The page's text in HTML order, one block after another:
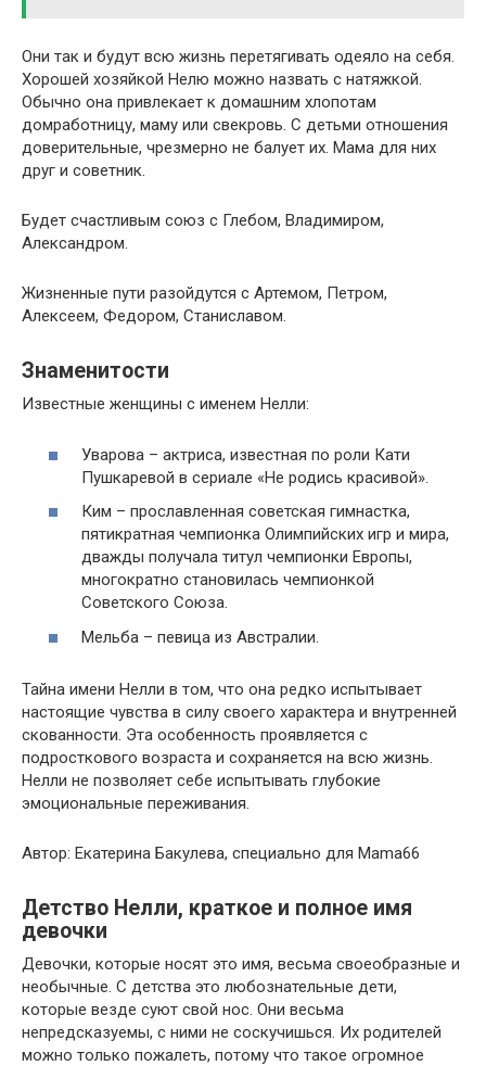
Они так и будут всю жизнь перетягивать одеяло на себя.
Хорошей хозяйкой Нелю можно назвать с натяжкой.
Обычно она привлекает к домашним хлопотам
домработницу, маму или свекровь. С детьми отношения
доверительные, чрезмерно не балует их. Мама для них
друг и советник.
Будет счастливым союз с Глебом, Владимиром,
Александром.
Жизненные пути разойдутся с Артемом, Петром,
Алексеем, Федором, Станиславом.
Знаменитости
Известные женщины с именем Нелли:
Уварова – актриса, известная по роли Кати
Пушкаревой в сериале «Не родись красивой».
Ким – прославленная советская гимнастка,
пятикратная чемпионка Олимпийских игр и мира,
дважды получала титул чемпионки Европы,
многократно становилась чемпионкой
Советского Союза.
Мельба – певица из Австралии.
Тайна имени Нелли в том, что она редко испытывает
настоящие чувства в силу своего характера и внутренней
скованности. Эта особенность проявляется с
подросткового возраста и сохраняется на всю жизнь.
Нелли не позволяет себе испытывать глубокие
эмоциональные переживания.
Автор: Екатерина Бакулева, специально для Mama66
Детство Нелли, краткое и полное имя
девочки
Девочки, которые носят это имя, весьма своеобразные и
необычные. С детства это любознательные дети,
которые везде суют свой нос. Они весьма
непредсказуемы, с ними не соскучишься. Их родителей
можно только пожалеть, потому что такое огромное